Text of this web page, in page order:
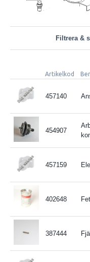
Filtrera &
Artikelkod
457140
454907
457159
402648
387444